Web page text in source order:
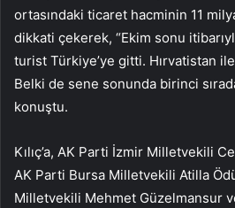
ortasındaki ticaret hacminin 11
dikkati çekerek, “Ekim sonu
turist Türkiye’ye gitti. Hırvatistan
Belki de sene sonunda birinci
konuştu.
Kılıç’a, AK Parti İzmir Milletvekili
AK Parti Bursa Milletvekili Atilla
Milletvekili Mehmet Güzelmansur